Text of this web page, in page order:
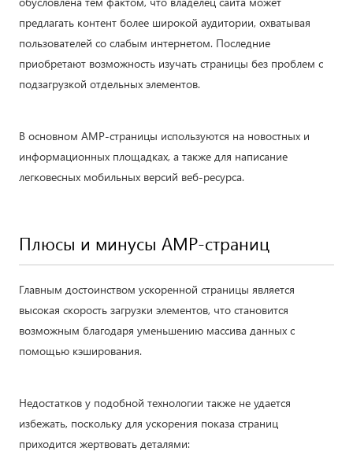
предлагать контент более широкой аудитории, охватывая
пользователей со слабым интернетом. Последние
приобретают возможность изучать страницы без проблем с
подзагрузкой отдельных элементов.
В основном AMP-страницы используются на новостных и
информационных площадках, а также для написание
легковесных мобильных версий веб-ресурса.
Плюсы и минусы AMP-страниц
Главным достоинством ускоренной страницы является
высокая скорость загрузки элементов, что становится
возможным благодаря уменьшению массива данных с
помощью кэширования.
Недостатков у подобной технологии также не удается
избежать, поскольку для ускорения показа страниц
приходится жертвовать деталями: